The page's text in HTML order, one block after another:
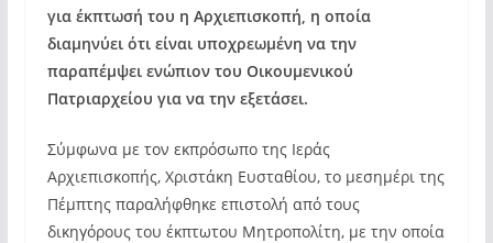
για έκπτωσή του η Αρχιεπισκοπή, η οποία
διαμηνύει ότι είναι υποχρεωμένη να την
παραπέμψει ενώπιον του Οικουμενικού
Πατριαρχείου για να την εξετάσει.
Σύμφωνα με τον εκπρόσωπο της Ιεράς
Αρχιεπισκοπής, Χριστάκη Ευσταθίου, το μεσημέρι της
Πέμπτης παραλήφθηκε επιστολή από τους
δικηγόρους του έκπτωτου Μητροπολίτη, με την οποία